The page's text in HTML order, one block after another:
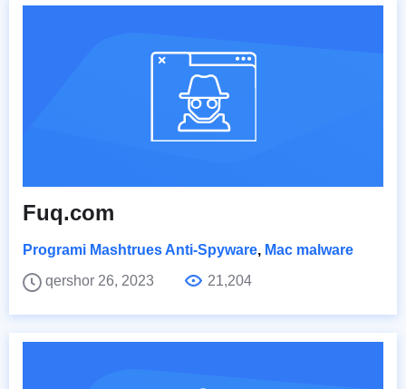
Fuq.com
Programi Mashtrues Anti-Spyware, Mac malware
qershor 26, 2023
21,204